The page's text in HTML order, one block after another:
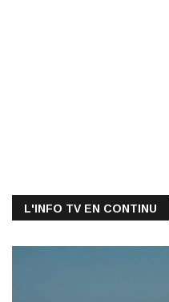
L'INFO TV EN CONTINU